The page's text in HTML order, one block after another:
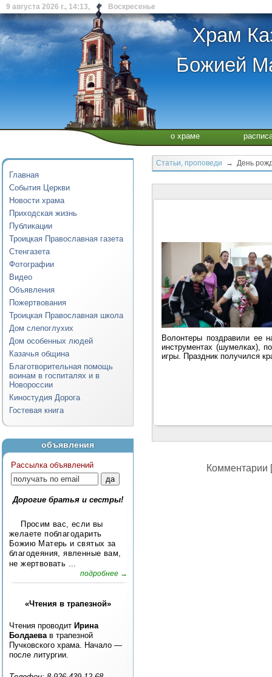
9 августа 2026 г., 14:13, Воскресенье
Храм
Божией
о храме
Главная
События Церкви
Новости храма
Приходская жизнь
Публикации
Троицкая Православная газета
Стенгазета
Фотографии
Видео
Объявления
Пожертвования
Троицкая Православная школа
Дом слепоглухих
Дом особенных людей
Казачья община
Благотворительная помощь
воинам в госпиталях и в
Новороссии
Киностудия Дорога
Гостевая книга
объявления
Рассылка объявлений
Дорогие братья и сестры!
Просим вас, если вы
желаете поблагодарить
Божию Матерь и святых за
благодеяния, явленные вам,
не жертвовать ...
подробнее →
«Чтения в трапезной»
Чтения проводит Ирина
Болдаева в трапезной
Пучковского храма. Начало —
после литургии.
Статьи, проповеди → День
Волонтеры поздравили ее
инструментах (шумелках),
игры. Праздник получился
Комментарии